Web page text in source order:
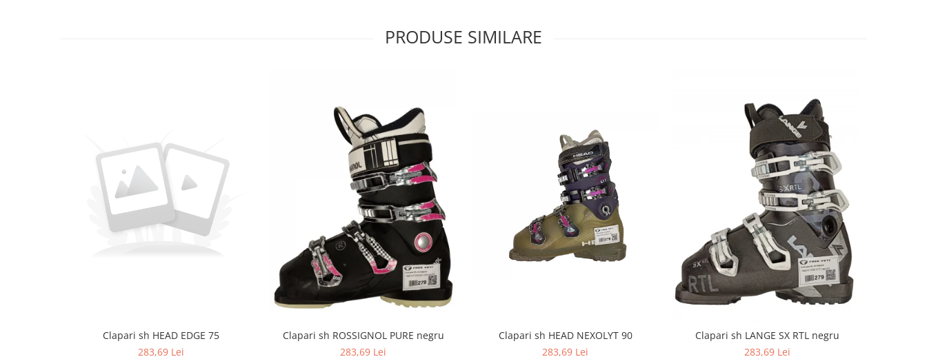
PRODUSE SIMILARE
Clapari sh HEAD EDGE 75
283,69 Lei
Clapari sh ROSSIGNOL PURE negru
283,69 Lei
Clapari sh HEAD NEXOLYT 90
283,69 Lei
Clapari sh LANGE SX RTL negru
283,69 Lei